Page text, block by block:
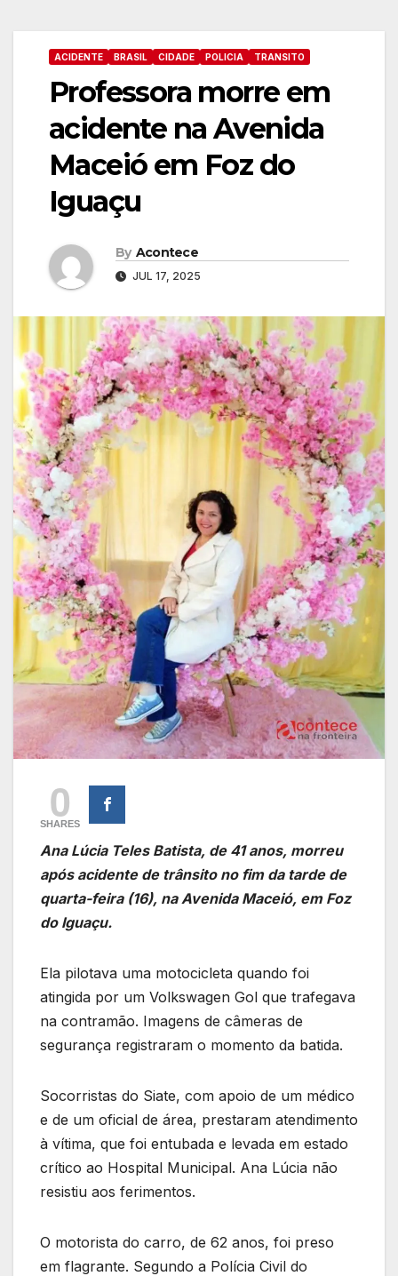
ACIDENTE BRASIL CIDADE POLICIA TRANSITO
Professora morre em
acidente na Avenida
Maceió em Foz do
Iguaçu
By Acontece
JUL 17, 2025
0
SHARES
Ana Lúcia Teles Batista, de 41 anos, morreu
após acidente de trânsito no fim da tarde de
quarta-feira (16), na Avenida Maceió, em Foz
do Iguaçu.
Ela pilotava uma motocicleta quando foi
atingida por um Volkswagen Gol que trafegava
na contramão. Imagens de câmeras de
segurança registraram o momento da batida.
Socorristas do Siate, com apoio de um médico
e de um oficial de área, prestaram atendimento
à vítima, que foi entubada e levada em estado
crítico ao Hospital Municipal. Ana Lúcia não
resistiu aos ferimentos.
O motorista do carro, de 62 anos, foi preso
em flagrante. Segundo a Polícia Civil do